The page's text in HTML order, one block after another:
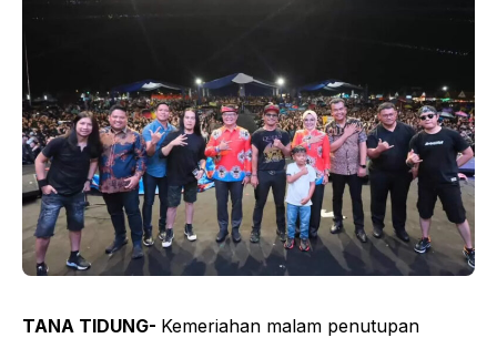
TANA TIDUNG- Kemeriahan malam penutupan